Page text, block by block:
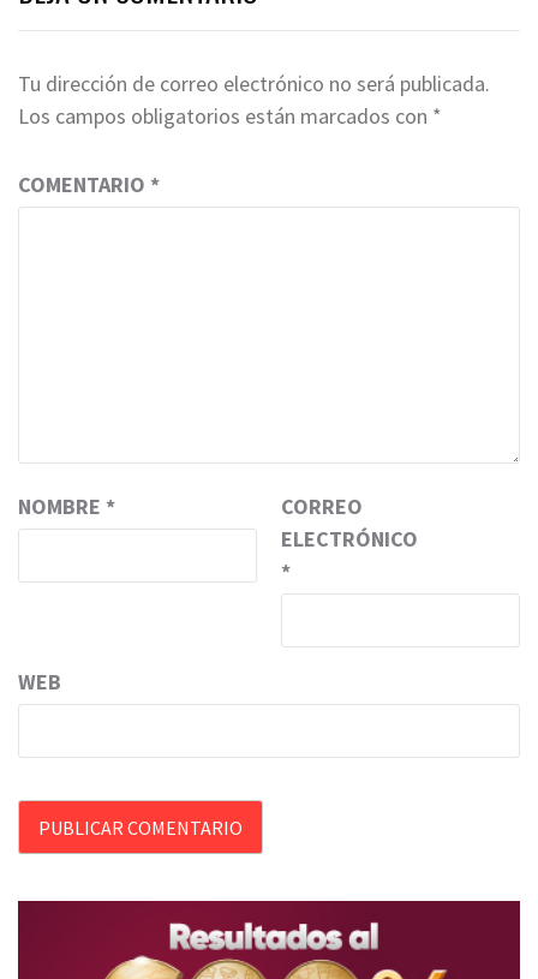
Tu dirección de correo electrónico no será publicada.
Los campos obligatorios están marcados con *
COMENTARIO *
NOMBRE *
CORREO
ELECTRÓNICO
*
WEB